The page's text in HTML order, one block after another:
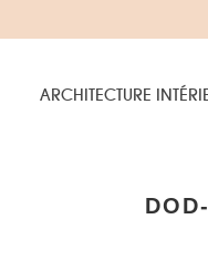
ARCHITECTURE